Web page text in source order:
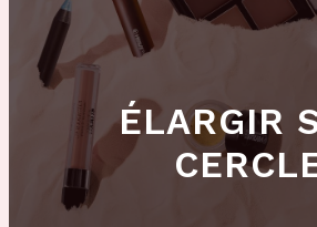
ÉLARGIR